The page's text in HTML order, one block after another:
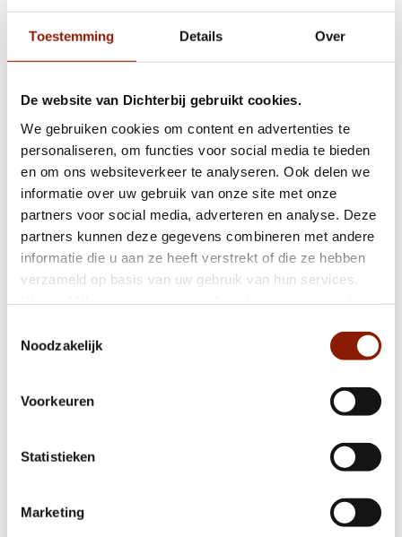
Toestemming Details Over
De website van Dichterbij gebruikt cookies.
We gebruiken cookies om content en advertenties te
personaliseren, om functies voor social media te bieden
en om ons websiteverkeer te analyseren. Ook delen we
informatie over uw gebruik van onze site met onze
partners voor social media, adverteren en analyse. Deze
partners kunnen deze gegevens combineren met andere
informatie die u aan ze heeft verstrekt of die ze hebben
verzameld op basis van uw gebruik van hun services.
Op onzeprivacypagina
kunt u meer lezen over onze
cookies en via de cookie-instellingen button linksonder op
onze website kan je je toestemming op elk moment
wijzigen.
Noodzakelijk
Voorkeuren
Statistieken
Marketing
2021
“ik ben er echt aan toe!”
Verhaal van cliënt Rens te lezen in Twinkel
Magazine
Saaie parkeerplaats Merode wordt boeiend
Ode aan alle hulp